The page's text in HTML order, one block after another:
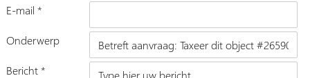
E-mail *
Onderwerp
Bericht *